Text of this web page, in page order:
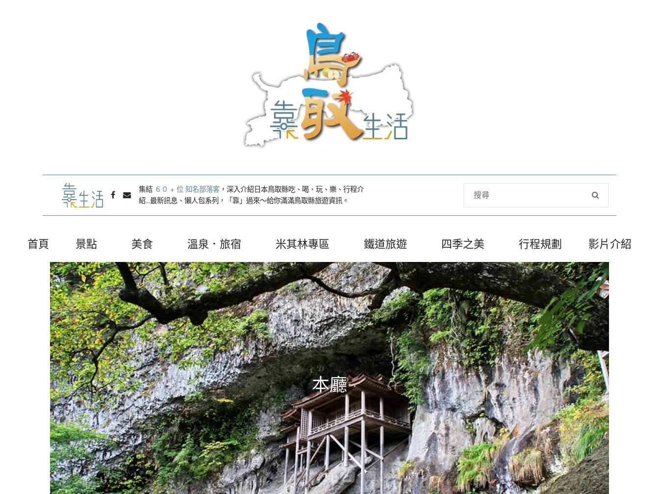
集結 ６０ + 位 知名部落客 ，深入介紹日本鳥取縣吃、喝、玩、樂、行程介
紹...最新訊息、懶人包系列，「靠」過來～給你滿滿鳥取縣旅遊資訊。
首頁 景點 美食 溫泉．旅宿 米其林專區 鐵道旅遊 四季之美 行程規劃 影片介紹
本廳